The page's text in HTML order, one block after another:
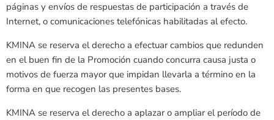
páginas y envíos de respuestas de participación a través de
Internet, o comunicaciones telefónicas habilitadas al efecto.
KMINA se reserva el derecho a efectuar cambios que redunden
en el buen fin de la Promoción cuando concurra causa justa o
motivos de fuerza mayor que impidan llevarla a término en la
forma en que recogen las presentes bases.
KMINA se reserva el derecho a aplazar o ampliar el período de